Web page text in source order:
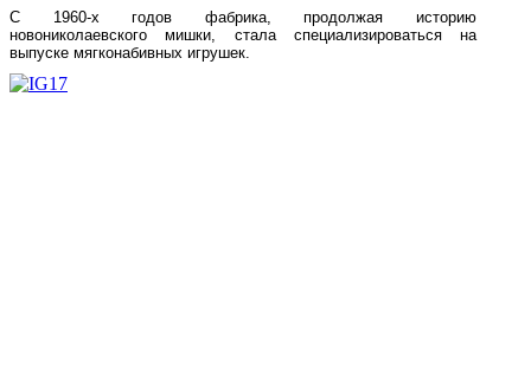
С 1960-х годов фабрика, продолжая историю
новониколаевского мишки, стала специализироваться на
выпуске мягконабивных игрушек.